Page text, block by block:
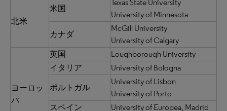
北米
米国
Texas State University
University of Minnesota
カナダ
McGill University
University of Calgary
ヨーロッ
パ
英国
Loughborough University
イタリア
University of Bologna
ポルトガル
University of Lisbon
University of Porto
スペイン
University of Europea, Madrid